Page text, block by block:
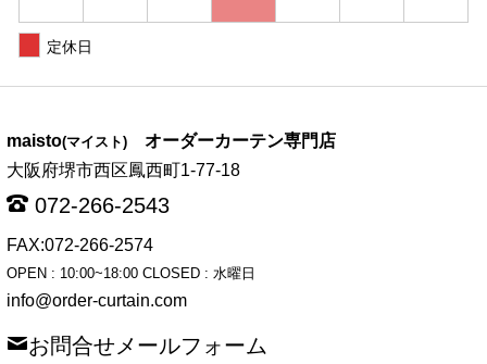
定休日
maisto(マイスト) オーダーカーテン専門店
大阪府堺市西区鳳西町1-77-18
072-266-2543
FAX:072-266-2574
OPEN : 10:00~18:00 CLOSED : 水曜日
info@order-curtain.com
お問合せメールフォーム